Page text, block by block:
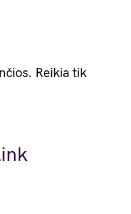
Reikia tik